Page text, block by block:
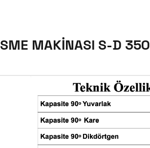
MAKİNASI S-D 350